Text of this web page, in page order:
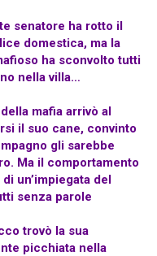
senatore ha rotto il
domestica, ma la
ha sconvolto tutti
nella villa…
mafia arrivò al
il suo cane, convinto
gli sarebbe
Ma il comportamento
un’impiegata del
senza parole
trovò la sua
picchiata nella